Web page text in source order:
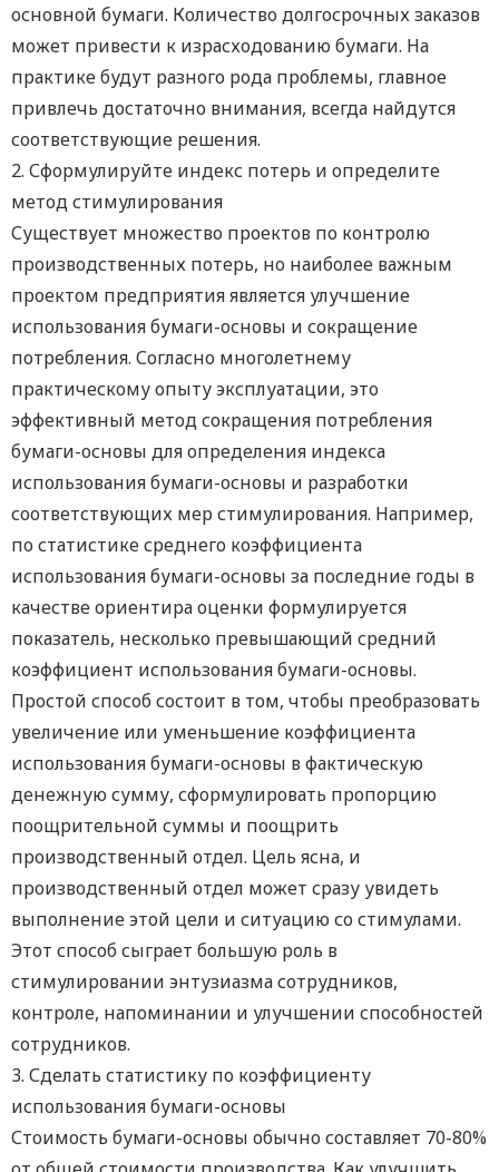
основной бумаги. Количество долгосрочных заказов
может привести к израсходованию бумаги. На
практике будут разного рода проблемы, главное
привлечь достаточно внимания, всегда найдутся
соответствующие решения.
2. Сформулируйте индекс потерь и определите
метод стимулирования
Существует множество проектов по контролю
производственных потерь, но наиболее важным
проектом предприятия является улучшение
использования бумаги-основы и сокращение
потребления. Согласно многолетнему
практическому опыту эксплуатации, это
эффективный метод сокращения потребления
бумаги-основы для определения индекса
использования бумаги-основы и разработки
соответствующих мер стимулирования. Например,
по статистике среднего коэффициента
использования бумаги-основы за последние годы в
качестве ориентира оценки формулируется
показатель, несколько превышающий средний
коэффициент использования бумаги-основы.
Простой способ состоит в том, чтобы преобразовать
увеличение или уменьшение коэффициента
использования бумаги-основы в фактическую
денежную сумму, сформулировать пропорцию
поощрительной суммы и поощрить
производственный отдел. Цель ясна, и
производственный отдел может сразу увидеть
выполнение этой цели и ситуацию со стимулами.
Этот способ сыграет большую роль в
стимулировании энтузиазма сотрудников,
контроле, напоминании и улучшении способностей
сотрудников.
3. Сделать статистику по коэффициенту
использования бумаги-основы
Стоимость бумаги-основы обычно составляет 70-80%